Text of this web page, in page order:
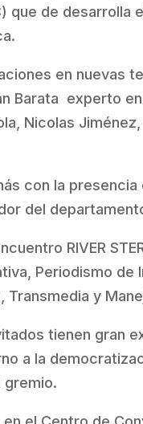
que de desarrolla
en nuevas
Barata experto
Nicolas
con la
del
RIVER
Periodismo de
Transmedia y
tienen gran
a la